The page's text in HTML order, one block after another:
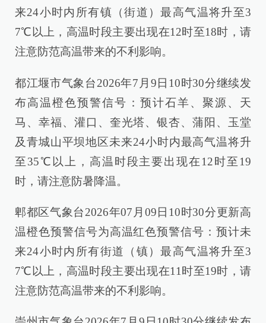
来24小时内所有镇（街道）最高气温将升至3
7℃以上，高温时段主要出现在12时至18时，请
注意防范高温带来的不利影响。
都江堰市气象台2026年7月9日10时30分继续发
布高温橙色预警信号：预计石羊、聚源、天
马、幸福、灌口、奎光塔、银杏、蒲阳、玉堂
及青城山平坝地区未来24小时内最高气温将升
至35℃以上，高温时段主要出现在12时至19
时，请注意防暑降温。
郫都区气象台2026年07月09日10时30分更新高
温橙色预警信号为高温红色预警信号：预计未
来24小时内所有街道（镇）最高气温将升至3
7℃以上，高温时段主要出现在11时至19时，请
注意防范高温带来的不利影响。